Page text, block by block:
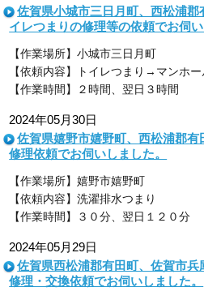
佐賀県小城市三日月町、西松浦郡
イレつまりの修理等の依頼でお伺い
【作業場所】小城市三日月町
【依頼内容】トイレつまり→マンホー
【作業時間】２時間、翌日３時間
2024年05月30日
佐賀県嬉野市嬉野町、西松浦郡
修理依頼でお伺いしました。
【作業場所】嬉野市嬉野町
【依頼内容】洗濯排水つまり
【作業時間】３０分、翌日１２０分
2024年05月29日
佐賀県西松浦郡有田町、佐賀市
修理・交換依頼でお伺いしました。